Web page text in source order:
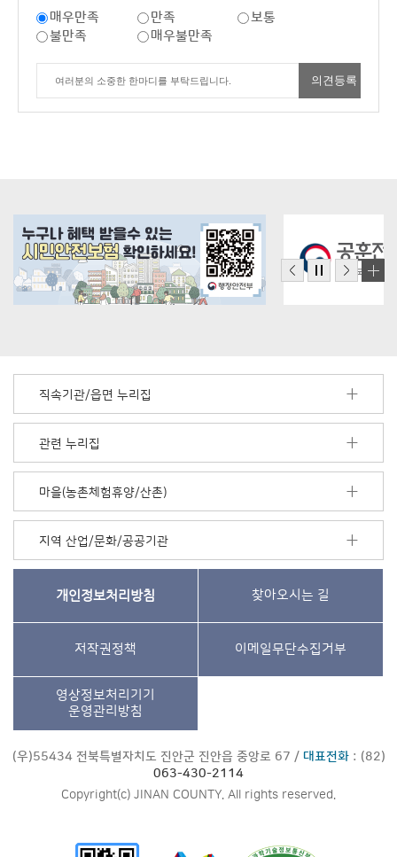
매우만족
만족
보통
불만족
매우불만족
직속기관/읍면 누리집
관련 누리집
마을(농촌체험휴양/산촌)
지역 산업/문화/공공기관
개인정보처리방침 찾아오시는 길
저작권정책 이메일무단수집거부
영상정보처리기기
운영관리방침
(우)55434 전북특별자치도 진안군 진안읍 중앙로 67 / 대표전화: (82)
063-430-2114
Copyright(c) JINAN COUNTY. All rights reserved.